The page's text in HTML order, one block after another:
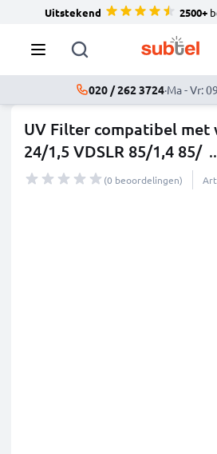
Uitstekend 2500+
020 / 262 3724·Ma - Vr:
UV Filter compatibel met
24/1,5 VDSLR 85/1,4 85/
(0 beoordelingen)